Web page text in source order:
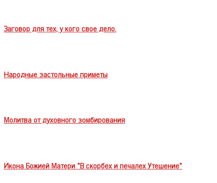
Заговор для тех, у кого свое дело.
Народные застольные приметы
Молитва от духовного зомбирования
Икона Божией Матери «В скорбех и печалех Утешение»